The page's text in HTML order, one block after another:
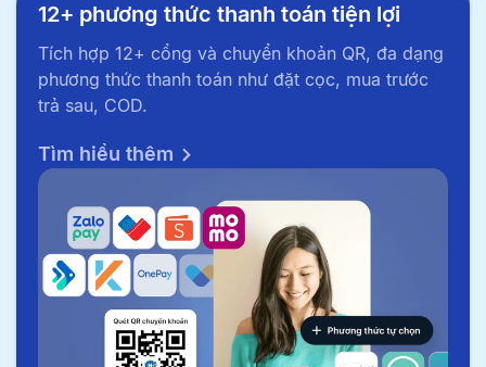
12+ phương thức thanh toán tiện lợi
Tích hợp 12+ cổng và chuyển khoản QR, đa dạng
phương thức thanh toán như đặt cọc, mua trước
trả sau, COD.
Tìm hiểu thêm